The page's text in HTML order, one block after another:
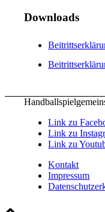
Downloads
Link zu
Link zu
Link zu
Kontakt
Impressum